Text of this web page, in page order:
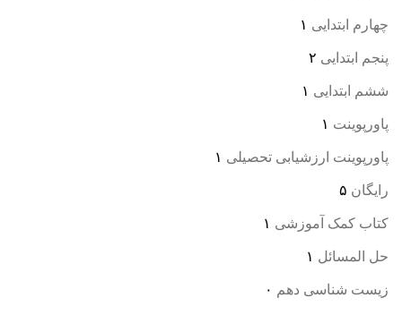
چهارم ابتدایی ۱
پنجم ابتدایی ۲
ششم ابتدایی ۱
پاورپوینت ۱
پاورپوینت ارزشیابی تحصیلی ۱
رایگان ۵
کتاب کمک آموزشی ۱
حل المسائل ۱
زیست شناسی دهم ۰